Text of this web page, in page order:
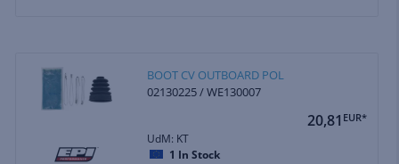
BOOT CV OUTBOARD POL
02130225 / WE130007
20,81 EUR*
UdM: KT
1 In Stock